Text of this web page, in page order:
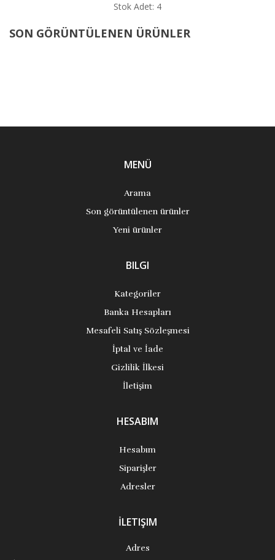
Stok Adet: 4
SON GÖRÜNTÜLENEN ÜRÜNLER
MENÜ
Arama
Son görüntülenen ürünler
Yeni ürünler
BILGI
Kategoriler
Banka Hesapları
Mesafeli Satış Sözleşmesi
İptal ve İade
Gizlilik İlkesi
İletişim
HESABIM
Hesabım
Siparişler
Adresler
İLETIŞIM
Adres